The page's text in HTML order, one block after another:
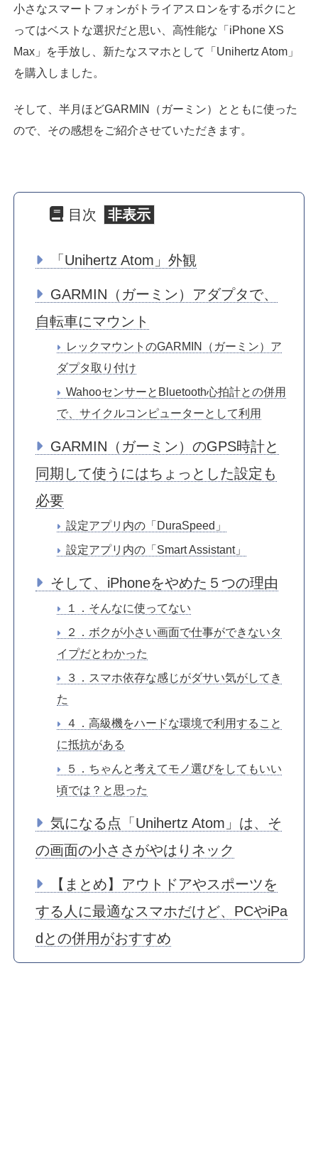
小さなスマートフォンがトライアスロンをするボクにと
ってはベストな選択だと思い、高性能な「iPhone XS
Max」を手放し、新たなスマホとして「Unihertz Atom」
を購入しました。
そして、半月ほどGARMIN（ガーミン）とともに使った
ので、その感想をご紹介させていただきます。
目次
「Unihertz Atom」外観
GARMIN（ガーミン）アダプタで、
自転車にマウント
レックマウントのGARMIN（ガーミン）ア
ダプタ取り付け
WahooセンサーとBluetooth心拍計との併用
で、サイクルコンピューターとして利用
GARMIN（ガーミン）のGPS時計と
同期して使うにはちょっとした設定も
必要
設定アプリ内の「DuraSpeed」
設定アプリ内の「Smart Assistant」
そして、iPhoneをやめた５つの理由
１．そんなに使ってない
２．ボクが小さい画面で仕事ができないタ
イプだとわかった
３．スマホ依存な感じがダサい気がしてき
た
４．高級機をハードな環境で利用すること
に抵抗がある
５．ちゃんと考えてモノ選びをしてもいい
頃では？と思った
気になる点「Unihertz Atom」は、そ
の画面の小ささがやはりネック
【まとめ】アウトドアやスポーツを
する人に最適なスマホだけど、PCやiPa
dとの併用がおすすめ